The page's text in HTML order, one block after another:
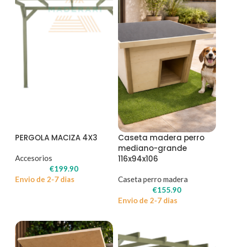
PERGOLA MACIZA 4X3
Accesorios
€199.90
Envio de 2-7 dias
Caseta madera perro
mediano-grande
116x94x106
Caseta perro madera
€155.90
Envio de 2-7 dias